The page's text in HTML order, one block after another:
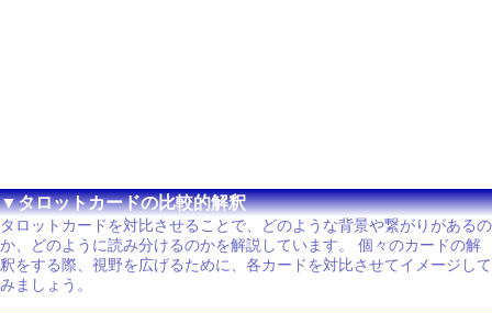
▼タロットカードの比較的解釈
タロットカードを対比させることで、どのような背景や繋がりがあるの
か、どのように読み分けるのかを解説しています。 個々のカードの解
釈をする際、視野を広げるために、各カードを対比させてイメージして
みましょう。